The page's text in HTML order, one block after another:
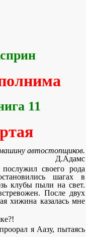
11
автостопщиков.
Д.Адамс
своего рода
шагах в
клубы пыли на свет.
После двух
хижина казалась мне
я Аазу, пытаясь